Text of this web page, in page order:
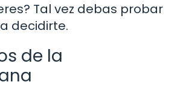
Tal vez debas probar
decidirte.
de la